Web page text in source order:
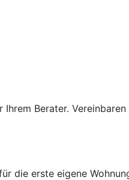
Berater.
die erste eigene